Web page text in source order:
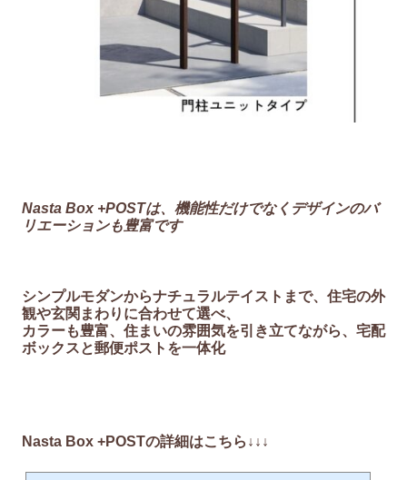
Nasta Box +POSTは、機能性だけでなくデザインのバ
リエーションも豊富です
シンプルモダンからナチュラルテイストまで、住宅の外
観や玄関まわりに合わせて選べ、
カラーも豊富、住まいの雰囲気を引き立てながら、宅配
ボックスと郵便ポストを一体化
Nasta Box +POSTの詳細はこちら↓↓↓